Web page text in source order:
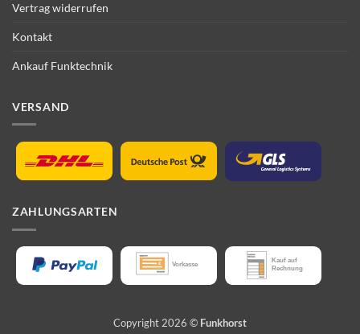
Vertrag widerrufen
Kontakt
Ankauf Funktechnik
VERSAND
ZAHLUNGSARTEN
Copyright 2026 © Funkhorst